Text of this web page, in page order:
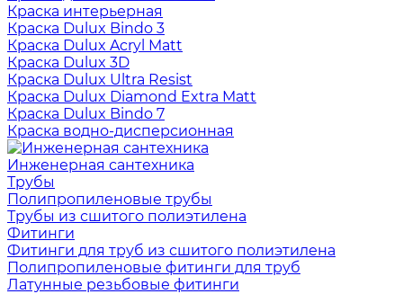
Краска интерьерная
Краска Dulux Bindo 3
Краска Dulux Acryl Matt
Краска Dulux 3D
Краска Dulux Ultra Resist
Краска Dulux Diamond Extra Matt
Краска Dulux Bindo 7
Краска водно-дисперсионная
Инженерная сантехника
Трубы
Полипропиленовые трубы
Трубы из сшитого полиэтилена
Фитинги
Фитинги для труб из сшитого полиэтилена
Полипропиленовые фитинги для труб
Латунные резьбовые фитинги